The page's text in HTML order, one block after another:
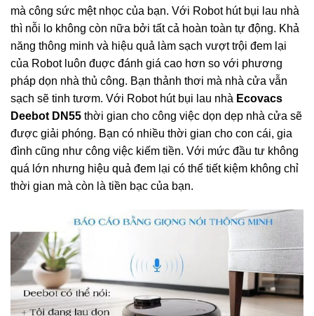
mà công sức mệt nhọc của bạn. Với Robot hút bụi lau nhà
thì nỗi lo không còn nữa bởi tất cả hoàn toàn tự động. Khả
năng thông minh và hiệu quả làm sạch vượt trội đem lại
của Robot luôn đuợc đánh giá cao hơn so với phương
pháp dọn nhà thủ công. Bạn thảnh thơi mà nhà cửa vẫn
sạch sẽ tinh tươm. Với Robot hút bụi lau nhà Ecovacs
Deebot DN55 thời gian cho công việc dọn dẹp nhà cửa sẽ
được giải phóng. Bạn có nhiều thời gian cho con cái, gia
đình cũng như công việc kiếm tiền. Với mức đầu tư không
quá lớn nhưng hiệu quả đem lại có thể tiết kiệm không chỉ
thời gian mà còn là tiền bạc của bạn.